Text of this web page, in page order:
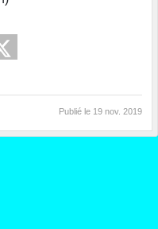
Publié le 19 nov. 2019